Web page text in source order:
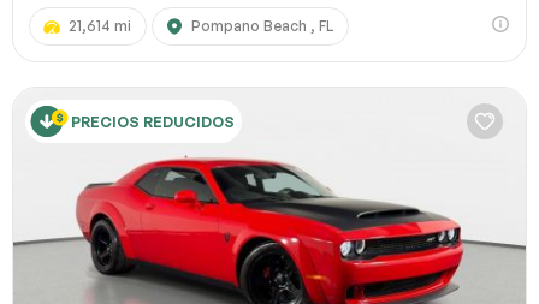
21,614 mi Pompano Beach , FL
PRECIOS REDUCIDOS